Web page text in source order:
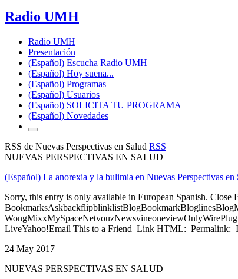
Radio UMH
Radio UMH
Presentación
(Español) Escucha Radio UMH
(Español) Hoy suena...
(Español) Programas
(Español) Usuarios
(Español) SOLICITA TU PROGRAMA
(Español) Novedades
RSS de Nuevas Perspectivas en Salud RSS
NUEVAS PERSPECTIVAS EN SALUD
(Español) La anorexia y la bulimia en Nuevas Perspectivas
Sorry, this entry is only available in European Spanish.
LiveYahoo!Email This to a Friend Link HTML: Permalink:
24 May 2017
NUEVAS PERSPECTIVAS EN SALUD